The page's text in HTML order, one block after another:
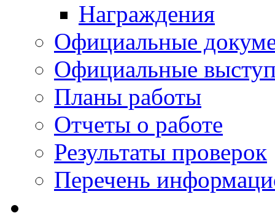
Награждения
Официальные
Официальные
Планы работы
Отчеты о работе
Результаты проверок
Перечень